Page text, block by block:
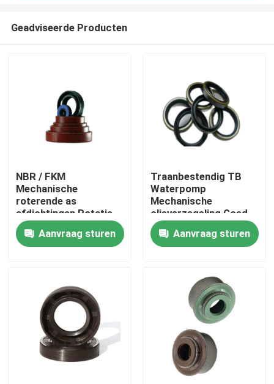
Thuis
Producten
Over ons
Fabrieksreis
Geadviseerde Producten
NBR / FKM
Mechanische
roterende as
afdichtingen Rotatie
CW / CCW
Aanvraag sturen
Traanbestendig TB
Waterpomp
Mechanische
olieverzegeling Goed
smeren
Aanvraag sturen